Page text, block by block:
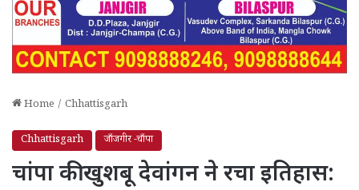
Home / Chhattisgarh
Chhattisgarh जाँजगीर -चाँपा
चांपा की खुशबू देवांगन ने रचा इतिहास: